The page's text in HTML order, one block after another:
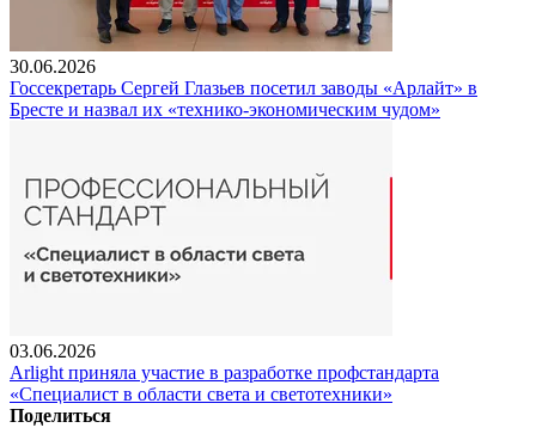
30.06.2026
Госсекретарь Сергей Глазьев посетил заводы «Арлайт» в
Бресте и назвал их «технико-экономическим чудом»
03.06.2026
Arlight приняла участие в разработке профстандарта
«Специалист в области света и светотехники»
Поделиться